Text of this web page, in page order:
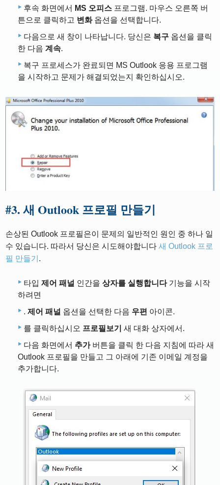
후속 화면에서 MS 오피스 프로그램. 마우스 오른쪽 버
튼으로 클릭하고 변화옵션을 선택합니다.
다음으로 새 창이 나타납니다. 당신은 복구 옵션을 클릭
한 다음 계속.
복구 프로세스가 완료되면 MS Outlook 응용 프로그램
을 시작하고 문제가 해결되었는지 확인하십시오.
#3. 새 Outlook 프로필 만들기
손상된 Outlook 프로필은이 문제의 일반적인 원인 중 하나 일
수 있습니다. 따라서 당신은 시도해야합니다새 Outlook 프로
필 만들기 .
타입 제어 패널 인간을 상자를 실행합니다기능을 시작
하려면
. 제어 패널 옵션을 선택한 다음 우편 아이콘.
를 클릭하십시오 프로필보기 새 대화 상자에서.
다음 화면에서 추가버튼을 클릭 한 다음 지침에 따라 새
Outlook 프로필을 만들고 그 아래에 기존 이메일 계정을
추가합니다.